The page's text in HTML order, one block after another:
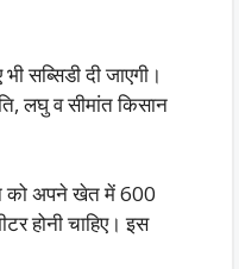
सब्सिडी दी जाएगी।
लघु व सीमांत किसान
को अपने खेत में 600
होनी चाहिए। इस